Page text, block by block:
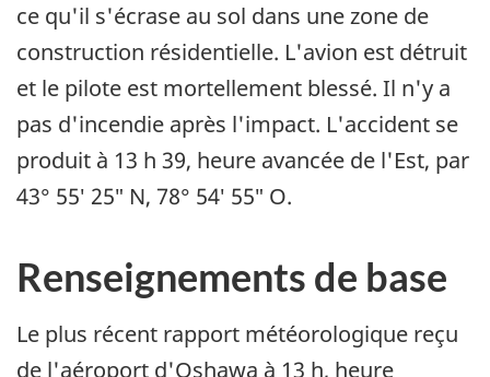
ce qu'il s'écrase au sol dans une zone de
construction résidentielle. L'avion est détruit
et le pilote est mortellement blessé. Il n'y a
pas d'incendie après l'impact. L'accident se
produit à 13 h 39, heure avancée de l'Est, par
43° 55′ 25″ N, 78° 54′ 55″ O.
Renseignements de base
Le plus récent rapport météorologique reçu
de l'aéroport d'Oshawa à 13 h, heure